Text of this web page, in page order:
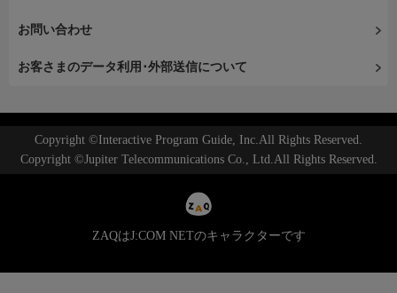
お問い合わせ
お客さまのデータ利用･外部送信について
Copyright ©Interactive Program Guide, Inc.All Rights Reserved.
Copyright ©Jupiter Telecommunications Co., Ltd.All Rights Reserved.
ZAQはJ:COM NETのキャラクターです